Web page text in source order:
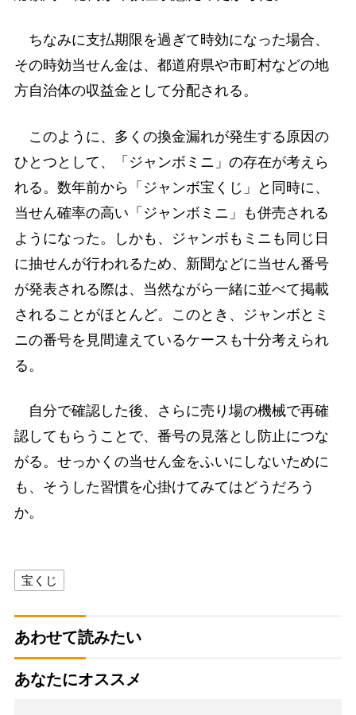
ちなみに支払期限を過ぎて時効になった場合、
その時効当せん金は、都道府県や市町村などの地
方自治体の収益金として分配される。
このように、多くの換金漏れが発生する原因の
ひとつとして、「ジャンボミニ」の存在が考えら
れる。数年前から「ジャンボ宝くじ」と同時に、
当せん確率の高い「ジャンボミニ」も併売される
ようになった。しかも、ジャンボもミニも同じ日
に抽せんが行われるため、新聞などに当せん番号
が発表される際は、当然ながら一緒に並べて掲載
されることがほとんど。このとき、ジャンボとミ
ニの番号を見間違えているケースも十分考えられ
る。
自分で確認した後、さらに売り場の機械で再確
認してもらうことで、番号の見落とし防止につな
がる。せっかくの当せん金をふいにしないために
も、そうした習慣を心掛けてみてはどうだろう
か。
宝くじ
あわせて読みたい
あなたにオススメ